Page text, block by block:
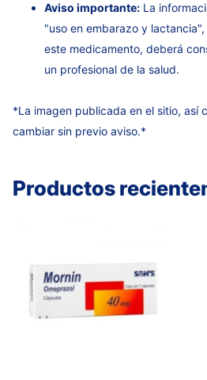
Aviso importante: La
"uso en embarazo y
este medicamento, deberá
un profesional de la salud.
*La imagen publicada en el sitio, así
cambiar sin previo aviso.*
Productos